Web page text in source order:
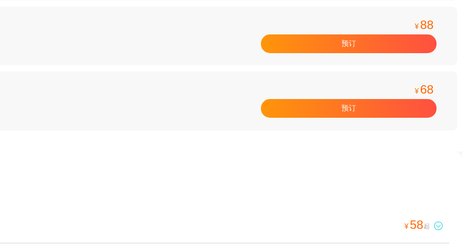
¥ 88
预订
¥ 68
预订
¥ 58起 